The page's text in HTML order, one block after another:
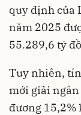
quy định của
năm 2025
55.289,6 tỷ
Tuy nhiên,
mới giải
đương 15,2%